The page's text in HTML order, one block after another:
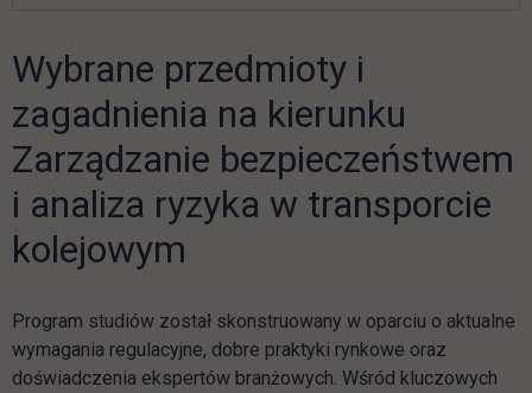
Wybrane przedmioty i
zagadnienia na kierunku
Zarządzanie bezpieczeństwem
i analiza ryzyka w transporcie
kolejowym
Program studiów został skonstruowany w oparciu o aktualne
wymagania regulacyjne, dobre praktyki rynkowe oraz
doświadczenia ekspertów branżowych. Wśród kluczowych